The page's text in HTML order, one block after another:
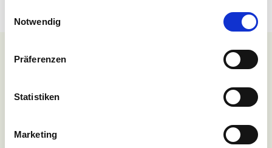
Notwendig
Präferenzen
Statistiken
Marketing
Anmeldung zum unserem
Genau die Infos, die Sie interessieren